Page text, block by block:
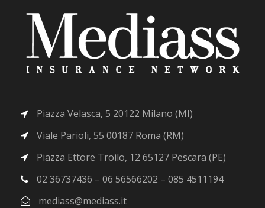
Piazza Velasca, 5 20122 Milano (MI)
Viale Parioli, 55 00187 Roma (RM)
Piazza Ettore Troilo, 12 65127 Pescara (PE)
02 36737436 – 06 56566202 – 085 4511194
mediass@mediass.it